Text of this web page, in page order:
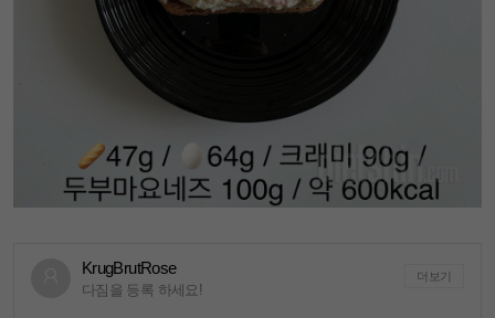
KrugBrutRose
다짐을 등록 하세요!
더보기